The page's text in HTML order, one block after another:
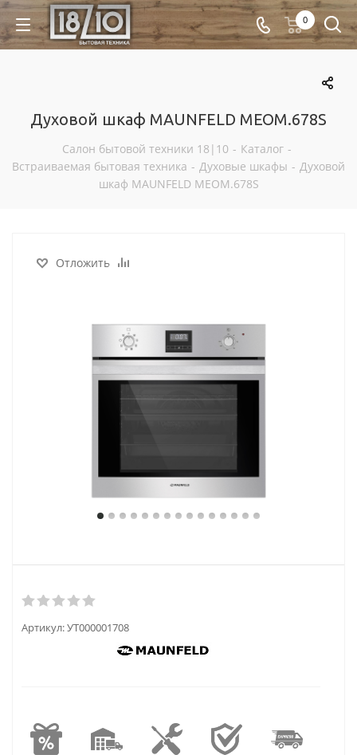
0
Духовой шкаф MAUNFELD MEOM.678S
Салон бытовой техники 18|10 - Каталог -
Встраиваемая бытовая техника - Духовые шкафы - Духовой
шкаф MAUNFELD MEOM.678S
Отложить
Артикул:УТ000001708